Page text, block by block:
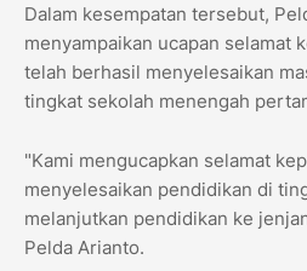
​Dalam kesempatan tersebut,
menyampaikan ucapan selamat
telah berhasil menyelesaikan
tingkat sekolah menengah
​"Kami mengucapkan selamat
menyelesaikan pendidikan di
melanjutkan pendidikan ke
Pelda Arianto.